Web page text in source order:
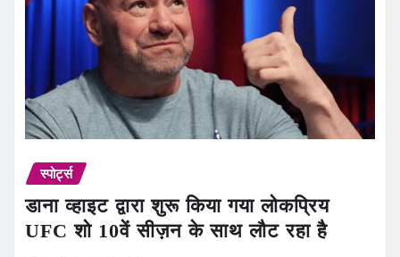
स्पोर्ट्स
डाना व्हाइट द्वारा शुरू किया गया लोकप्रिय
UFC शो 10वें सीज़न के साथ लौट रहा है